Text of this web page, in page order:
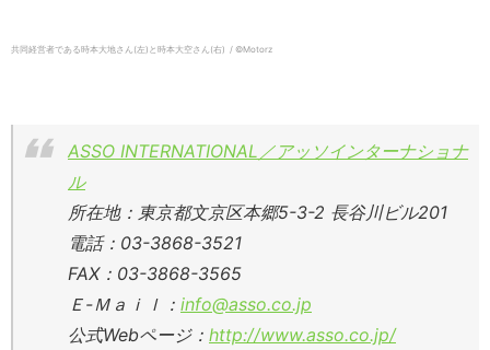
共同経営者である時本大地さん(左)と時本大空さん(右) / ©️Motorz
ASSO INTERNATIONAL／アッソインターナショナ
ル
所在地：東京都文京区本郷5-3-2 長谷川ビル201
電話：03-3868-3521
FAX：03-3868-3565
Ｅ-Ｍａｉｌ： info@asso.co.jp
公式Webページ： http://www.asso.co.jp/